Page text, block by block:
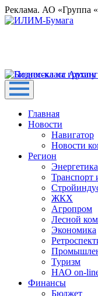
Реклама. АО
Главная
Новости
Навигатор
Новости
Регион
Энергетика
Транспорт
ЖКХ
Агропром
Лесной
Экономика
Туризм
НАО on-
Финансы
Бюджет